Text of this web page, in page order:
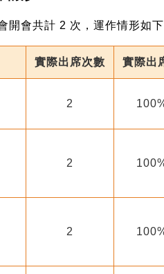
開會共計 2 次，運作情形如下
實際出席次數 實際出
2
2
2